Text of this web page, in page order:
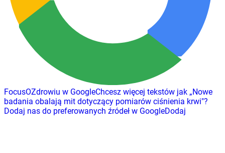
FocusOZdrowiu w GoogleChcesz więcej tekstów jak „Nowe
badania obalają mit dotyczący pomiarów ciśnienia krwi"?
Dodaj nas do preferowanych źródeł w GoogleDodaj